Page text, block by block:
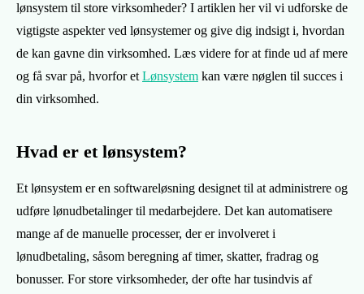
lønsystem til store virksomheder? I artiklen her vil vi udforske de
vigtigste aspekter ved lønsystemer og give dig indsigt i, hvordan
de kan gavne din virksomhed. Læs videre for at finde ud af mere
og få svar på, hvorfor etLønsystem kan være nøglen til succes i
din virksomhed.
Hvad er et lønsystem?
Et lønsystem er en softwareløsning designet til at administrere og
udføre lønudbetalinger til medarbejdere. Det kan automatisere
mange af de manuelle processer, der er involveret i
lønudbetaling, såsom beregning af timer, skatter, fradrag og
bonusser. For store virksomheder, der ofte har tusindvis af